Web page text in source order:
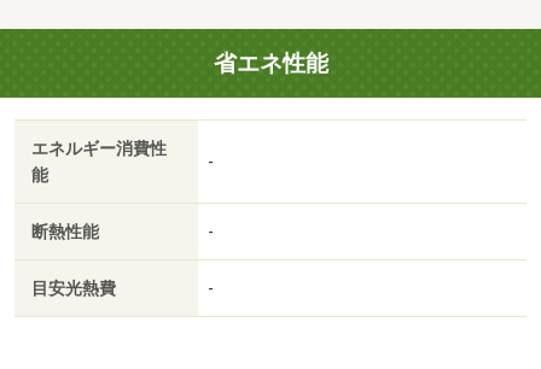
２．５ｈ／１．５ｍ 高さ制限１０ｍ 景観法 宅地造成
等工事規制区域 【設備・特記事項備考】全居室収納
建築確認：有/NO.第２５ＵＤＩ１Ｗ建０９０５７号
国土法届出：不要
述べ床面積：105.5m
法令等制限：景観法、宅地造成工事規制区域、法第２２条
ｍ 高さ制限１０ｍ 景観法 宅地造成等工事規制区域
省エネ性能
エネルギー消費性
能
-
断熱性能 -
目安光熱費 -